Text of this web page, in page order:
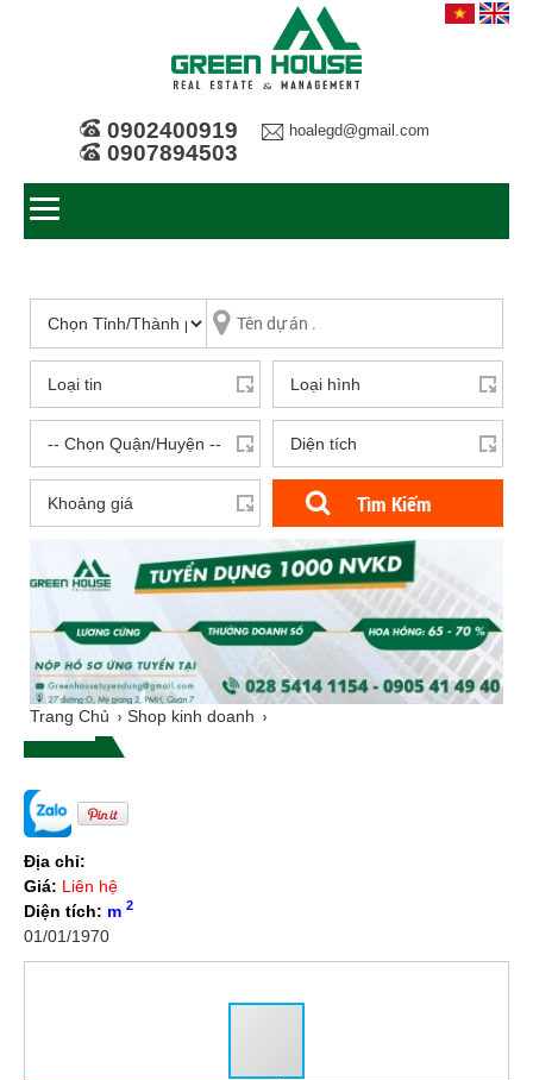
0902400919
0907894503
hoalegd@gmail.com
Tìm Kiếm
Trang Chủ Shop kinh doanh
Địa chỉ:
Giá: Liên hệ
Diện tích: m 2
01/01/1970